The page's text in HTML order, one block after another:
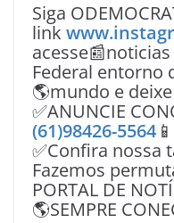
Siga
link
Federal entorno
🌎mundo e
✅ANUNCIE
(61)98426-5564
✅Confira nossa
Fazemos
PORTAL DE
🌎SEMPRE